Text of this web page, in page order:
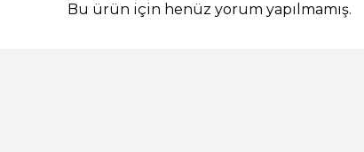
Bu ürün için henüz yorum yapılmamış.